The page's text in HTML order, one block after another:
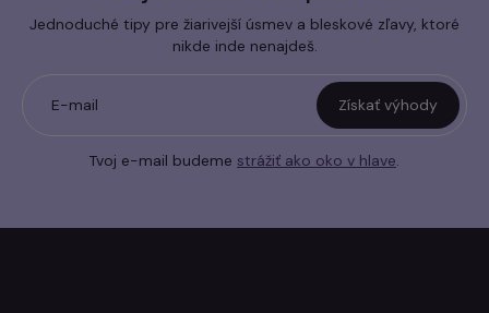
Jednoduché tipy pre žiarivejší úsmev a bleskové zľavy, ktoré
nikde inde nenajdeš.
E-mail Získať výhody
Tvoj e-mail budeme strážiť ako oko v hlave.